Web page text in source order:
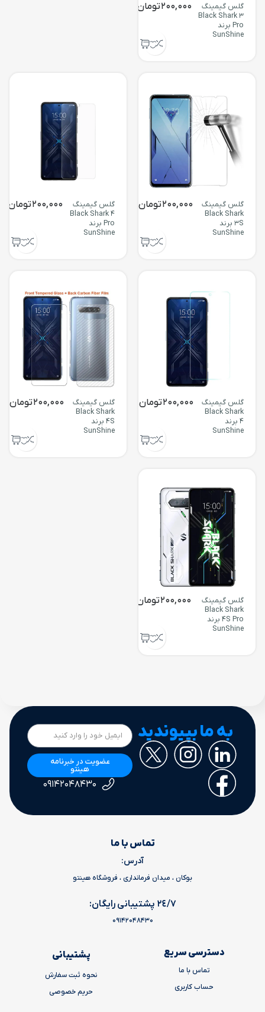
گلس گیمینگ
Black Shark 3
Pro برند
SunShine
200,000تومان
گلس گیمینگ
Black Shark
3S برند
SunShine
200,000تومان
گلس گیمینگ
Black Shark 4
Pro برند
SunShine
200,000تومان
گلس گیمینگ
Black Shark
4 برند
SunShine
200,000تومان
گلس گیمینگ
Black Shark
4S برند
SunShine
200,000تومان
گلس گیمینگ
Black Shark
4S Pro برند
SunShine
200,000تومان
به ما بپیوندید
عضویت در خبرنامه
هینتو
۰۹۱۴۲۰۴۸۴۳۰
تماس با ما
آدرس:
بوکان ، میدان فرمانداری ، فروشگاه هینتو
٢٤/٧ پشتیبانی رایگان:
09142048430
دسترسی سریع
تماس با ما
حساب کاربری
پشتیبانی
نحوه ثبت سفارش
حریم خصوصی